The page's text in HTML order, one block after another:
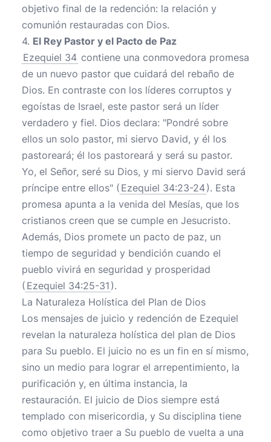
objetivo final de la redención: la relación y
comunión restauradas con Dios.
4. El Rey Pastor y el Pacto de Paz
Ezequiel 34 contiene una conmovedora promesa
de un nuevo pastor que cuidará del rebaño de
Dios. En contraste con los líderes corruptos y
egoístas de Israel, este pastor será un líder
verdadero y fiel. Dios declara: "Pondré sobre
ellos un solo pastor, mi siervo David, y él los
pastoreará; él los pastoreará y será su pastor.
Yo, el Señor, seré su Dios, y mi siervo David será
príncipe entre ellos" ( Ezequiel 34:23-24). Esta
promesa apunta a la venida del Mesías, que los
cristianos creen que se cumple en Jesucristo.
Además, Dios promete un pacto de paz, un
tiempo de seguridad y bendición cuando el
pueblo vivirá en seguridad y prosperidad
( Ezequiel 34:25-31 ).
La Naturaleza Holística del Plan de Dios
Los mensajes de juicio y redención de Ezequiel
revelan la naturaleza holística del plan de Dios
para Su pueblo. El juicio no es un fin en sí mismo,
sino un medio para lograr el arrepentimiento, la
purificación y, en última instancia, la
restauración. El juicio de Dios siempre está
templado con misericordia, y Su disciplina tiene
como objetivo traer a Su pueblo de vuelta a una